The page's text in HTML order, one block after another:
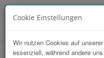
Cookie Einstellungen
Wir nutzen Cookies auf
essenziell, während andere